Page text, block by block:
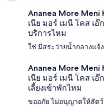
Ananea More Meni
เนีย มอร์ เมนี โคส เ
บริการไหม
ใช่ มีสระว่ายน้ำกลางแจ้ง
Ananea More Meni
เนีย มอร์ เมนี โคส เ
เลี้ยงเข้าพักไหม
ขออภัย ไม่อนุญาตให้สัตว์